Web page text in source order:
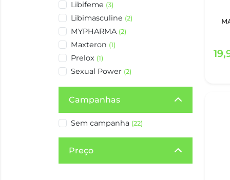
Libifeme (3)
Libimasculine (2)
MYPHARMA (2)
Maxteron (1)
Prelox (1)
Sexual Power (2)
Campanhas
Sem campanha (22)
Preço